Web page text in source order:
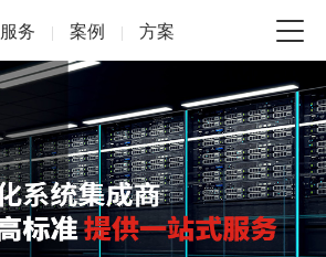
服务 案例 方案